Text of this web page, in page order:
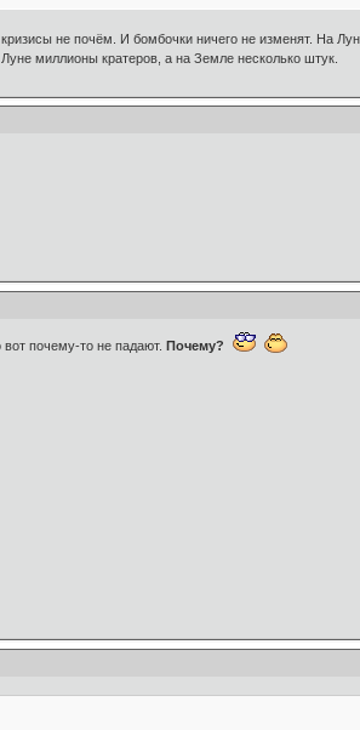
не почём. И бомбочки ничего не изменят. На
миллионы кратеров, а на Земле несколько штук.
почему-то не падают.Почему?